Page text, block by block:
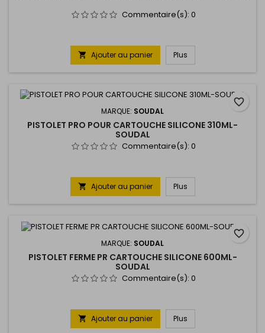
Commentaire(s): 0
 Ajouter au panier Plus
MARQUE: SOUDAL
PISTOLET PRO POUR CARTOUCHE SILICONE 310ML-
SOUDAL
Commentaire(s): 0
 Ajouter au panier Plus
favorite_border
MARQUE: SOUDAL
PISTOLET FERME PR CARTOUCHE SILICONE 600ML-
SOUDAL
Commentaire(s): 0
 Ajouter au panier Plus
favorite_border